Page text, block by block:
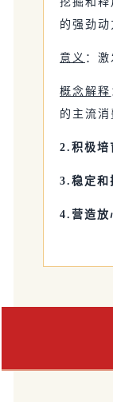
的强劲动
意义 ：
概念解释
的主流
2.积极培
3.稳定和
4.营造放